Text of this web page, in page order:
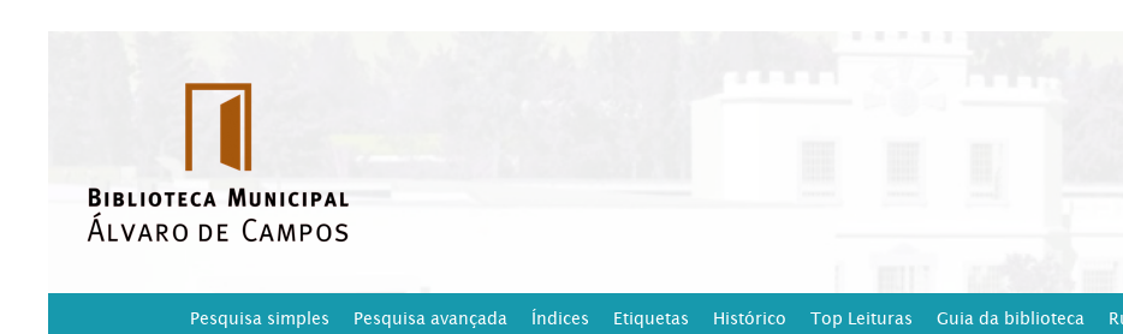
Pesquisa simples Pesquisa avançada Índices Etiquetas Histórico Top Leituras Guia da biblioteca